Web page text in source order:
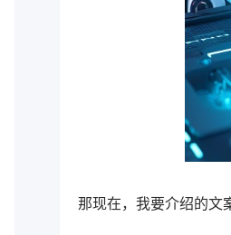
那现在，我要介绍的文